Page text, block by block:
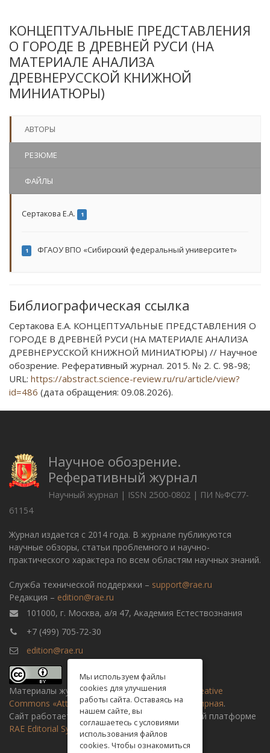
КОНЦЕПТУАЛЬНЫЕ ПРЕДСТАВЛЕНИЯ
О ГОРОДЕ В ДРЕВНЕЙ РУСИ (НА
МАТЕРИАЛЕ АНАЛИЗА
ДРЕВНЕРУССКОЙ КНИЖНОЙ
МИНИАТЮРЫ)
АВТОРЫ
РЕЗЮМЕ
ФАЙЛЫ
Сертакова Е.А. 1
1 ФГАОУ ВПО «Сибирский федеральный университет»
Библиографическая ссылка
Сертакова Е.А. КОНЦЕПТУАЛЬНЫЕ ПРЕДСТАВЛЕНИЯ О
ГОРОДЕ В ДРЕВНЕЙ РУСИ (НА МАТЕРИАЛЕ АНАЛИЗА
ДРЕВНЕРУССКОЙ КНИЖНОЙ МИНИАТЮРЫ) // Научное
обозрение. Реферативный журнал. 2015. № 2. С. 98-98;
URL: https://abstract.science-review.ru/ru/article/view?
id=486 (дата обращения: 09.08.2026).
Научное обозрение.
Реферативный журнал
Научный журнал | ISSN 2500-0802 | ПИ №ФС77-
61154
Журнал издается с 2014 года. В журнале публикуются
научные обзоры, статьи проблемного и научно-
практического характера по всем областям научных знаний.
Служба технической поддержки – support@rae.ru
Редакция – edition@rae.ru
101000, г. Москва, а/я 47, Академия Естествознания
+7 (499) 705-72-30
edition@rae.ru
Материалы журнала доступны полицензии Creative
Commons «Attribution» («Атрибуция») 4.0 Всемирная.
Сайт работает на универсальной издательской платформе
RAE Editorial System
Мы используем файлы
cookies для улучшения
работы сайта. Оставаясь на
нашем сайте, вы
соглашаетесь с условиями
использования файлов
cookies. Чтобы ознакомиться